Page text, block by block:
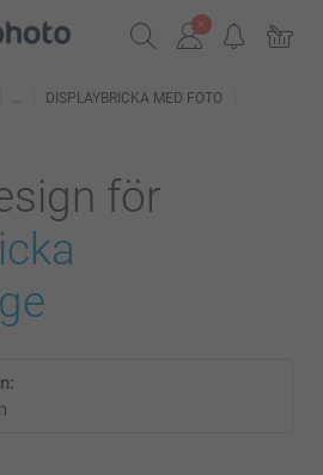
DISPLAYBRICKA MED FOTO
för